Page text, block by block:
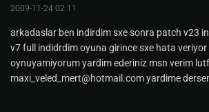
2009-11-24 02:11
arkadaslar ben indirdim sxe sonra patch v23
v7 full indidrdim oyuna girince sxe hata
oynuyamiyorum yardim ederiniz msn verim
maxi_veled_mert@hotmail.comyardime